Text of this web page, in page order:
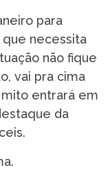
para
necessita
não fique
vai pra cima
mito entrará em
da